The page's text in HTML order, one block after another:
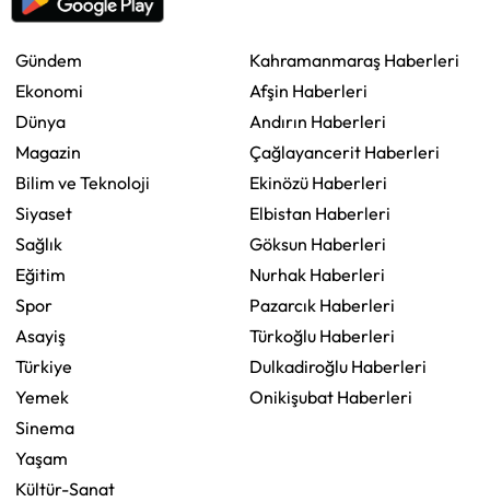
Gündem
Ekonomi
Dünya
Magazin
Bilim ve Teknoloji
Siyaset
Sağlık
Eğitim
Spor
Asayiş
Türkiye
Yemek
Sinema
Yaşam
Kültür-Sanat
Kahramanmaraş Haberleri
Afşin Haberleri
Andırın Haberleri
Çağlayancerit Haberleri
Ekinözü Haberleri
Elbistan Haberleri
Göksun Haberleri
Nurhak Haberleri
Pazarcık Haberleri
Türkoğlu Haberleri
Dulkadiroğlu Haberleri
Onikişubat Haberleri